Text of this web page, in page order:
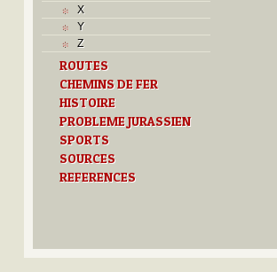
X
Y
Z
ROUTES
CHEMINS DE FER
HISTOIRE
PROBLEME JURASSIEN
SPORTS
SOURCES
REFERENCES